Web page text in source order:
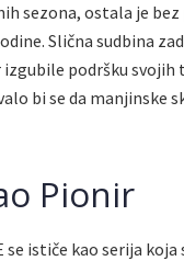
sezona, ostala je
Slična sudbina
podršku
bi se da manjinske
Pionir
ističe kao serija